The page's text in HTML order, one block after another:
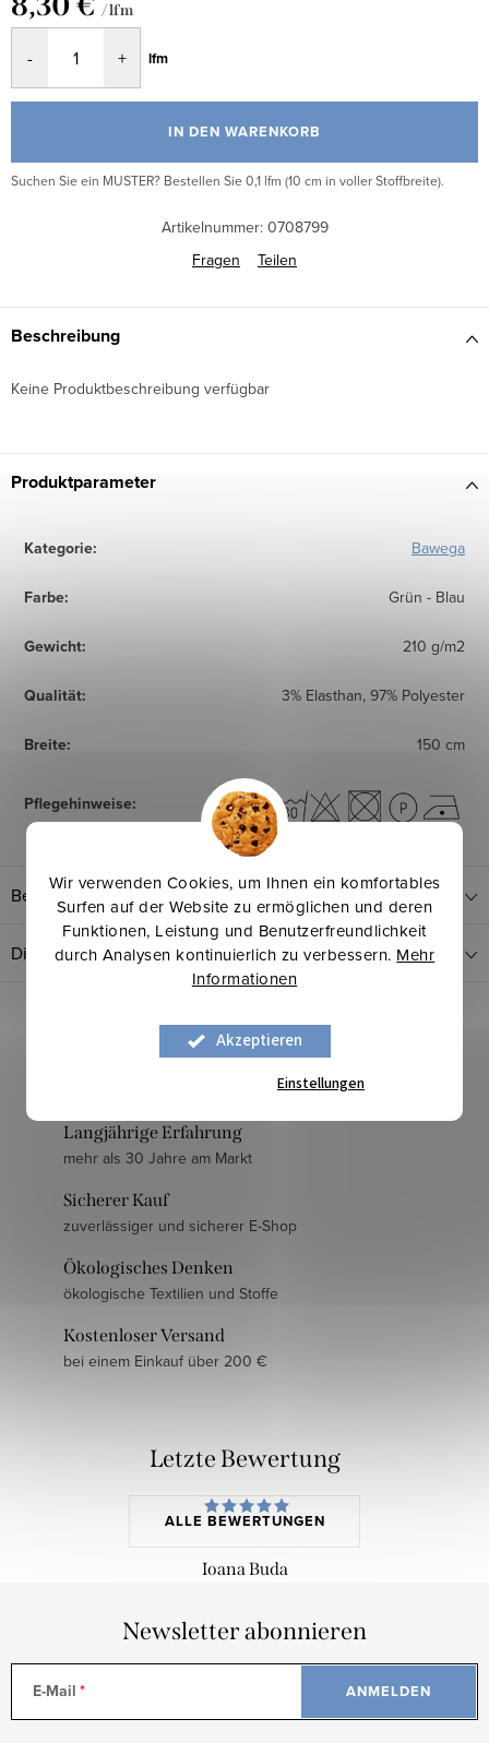
Wir verwenden Cookies, um Ihnen ein komfortables
Surfen auf der Website zu ermöglichen und deren
Funktionen, Leistung und Benutzerfreundlichkeit
durch Analysen kontinuierlich zu verbessern. Mehr
Informationen
Akzeptieren
Einstellungen
/ lfm
lfm
IN DEN WARENKORB
Suchen Sie ein MUSTER? Bestellen Sie 0,1 lfm (10 cm in voller Stoffbreite).
Artikelnummer: 0708799
Fragen
Teilen
Beschreibung
Keine Produktbeschreibung verfügbar
Produktparameter
Kategorie: Bawega
Farbe: Grün - Blau
Gewicht: 210 g/m2
Qualität: 3% Elasthan, 97% Polyester
Breite: 150 cm
Pflegehinweise:
Bewertung
Diskussion
Langjährige Erfahrung
mehr als 30 Jahre am Markt
Sicherer Kauf
zuverlässiger und sicherer E-Shop
Ökologisches Denken
ökologische Textilien und Stoffe
Kostenloser Versand
bei einem Einkauf über 200 €
Letzte Bewertung
ALLE BEWERTUNGEN
Ioana Buda
Newsletter abonnieren
E-Mail ANMELDEN